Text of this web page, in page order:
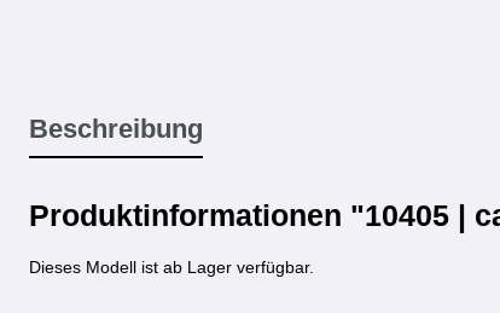
Beschreibung
Produktinformationen "10405 |
Dieses Modell ist ab Lager verfügbar.